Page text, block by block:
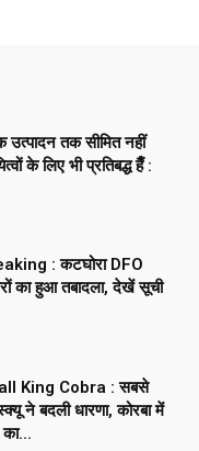
उत्पादन तक सीमित नहीं
के लिए भी प्रतिबद्ध हैँ :
: कटघोरा DFO
का हुआ तबादला, देखें सूची
King Cobra : सबसे
ने बदली धारणा, कोरबा में
का...